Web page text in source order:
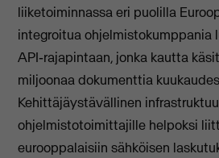
liiketoiminnassa eri puolilla
integroitua ohjelmistokumppania
API‑rajapintaan, jonka kautta
miljoonaa dokumenttia
Kehittäjäystävällinen
ohjelmistotoimittajille helpoksi
eurooppalaisiin sähköisen